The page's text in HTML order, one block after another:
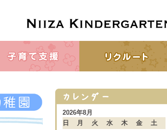
2026年8月
日
月 火 水 木 金
土